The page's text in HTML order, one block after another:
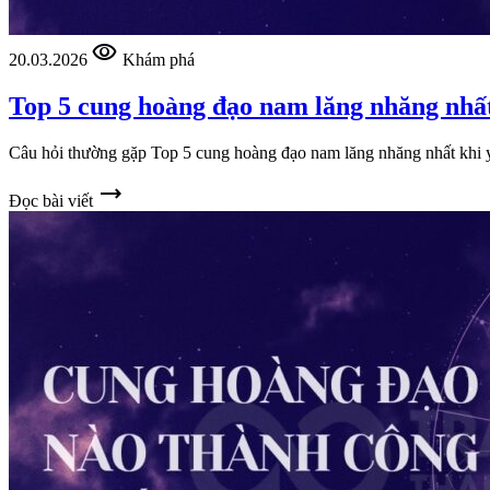
20.03.2026 visibility Khám phá
Top 5 cung hoàng đạo nam lăng nhăng
Câu hỏi thường gặp Top 5 cung hoàng đạo nam lăng nhăng nhất
Đọc bài viết trending_flat